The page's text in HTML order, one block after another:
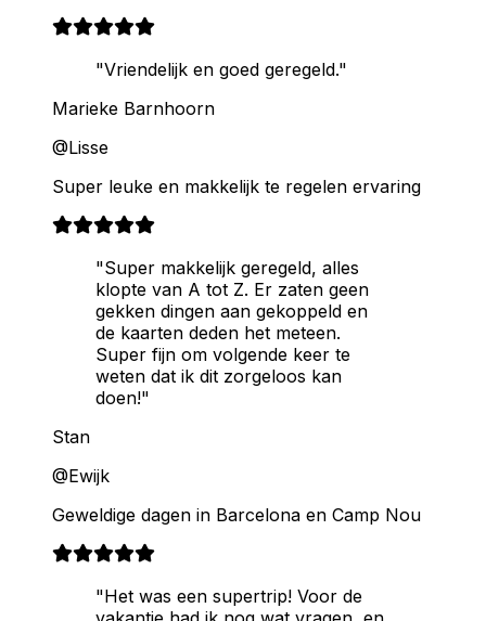
"Vriendelijk en goed geregeld."
Marieke Barnhoorn
@Lisse
Super leuke en makkelijk te regelen ervaring
"Super makkelijk geregeld, alles
klopte van A tot Z. Er zaten geen
gekken dingen aan gekoppeld en
de kaarten deden het meteen.
Super fijn om volgende keer te
weten dat ik dit zorgeloos kan
doen!"
Stan
@Ewijk
Geweldige dagen in Barcelona en Camp Nou
"Het was een supertrip! Voor de